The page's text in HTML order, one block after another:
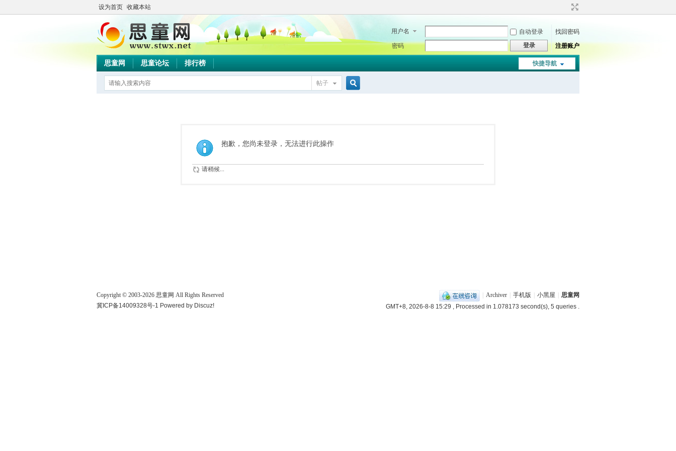
设为首页 收藏本站
用户名 自动登录
找回密码
密码
登录 注册账户
快捷导航
思童网 思童论坛 排行榜
帖子
抱歉，您尚未登录，无法进行此操作
请稍候...
Archiver 手机版 小黑屋
思童网
GMT+8, 2026-8-8 15:29 , Processed in 1.078173 second(s), 5 queries .
Copyright © 2003-2026 思童网 All Rights Reserved
冀ICP备14009328号-1 Powered by Discuz!